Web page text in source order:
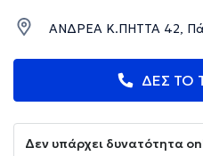
ΑΝΔΡΕΑ Κ.ΠΗΤΤΑ 42,
ΔΕΣ ΤΟ
Δεν υπάρχει δυνατότητα